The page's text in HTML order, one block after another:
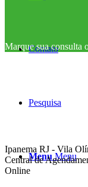
Contato
Pesquisa
Menu Menu
Marque sua consulta
Ipanema RJ - Vila
Central de
Online